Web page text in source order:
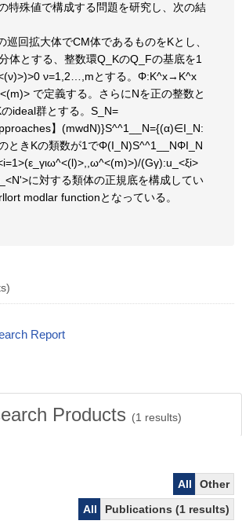
特殊値で構成する問題を研究し、次の結
巡回拡大体でCM体であるものをKとし、
体とする、整数環Q_KのQ_Fの基底を1
ν=1,2…,mとする。Φ:K^x→K^x
で定義する。さらにNを正の整数と
ideal群とする。S_N=
】(mwdN)}S^^1__N={(α)∈I_N:
ときKの類数が1でΦ(I_N)S^^1__NΦI_N
(Gγ):u_<ξi>
に対する類体の正規底を構成してい
modlar functionとなっている。
Report
Products (1 results)
All
Other
All
Publications (1 results)